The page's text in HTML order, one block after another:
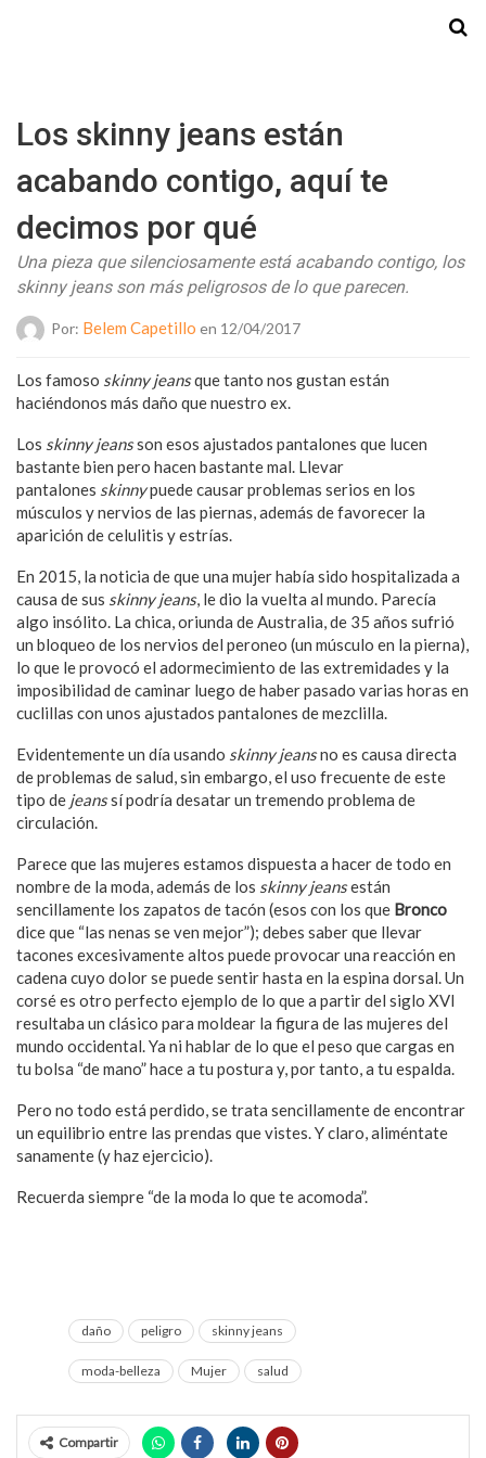
Los skinny jeans están
acabando contigo, aquí te
decimos por qué
Una pieza que silenciosamente está acabando contigo, los
skinny jeans son más peligrosos de lo que parecen.
Por: Belem Capetillo en 12/04/2017
Los famoso skinny jeansque tanto nos gustan están
haciéndonos más daño que nuestro ex.
Los skinny jeansson esos ajustados pantalones que lucen
bastante bien pero hacen bastante mal. Llevar
pantalones skinnypuede causar problemas serios en los
músculos y nervios de las piernas, además de favorecer la
aparición de celulitis y estrías.
En 2015, la noticia de que una mujer había sido hospitalizada a
causa de sus skinny jeans, le dio la vuelta al mundo. Parecía
algo insólito. La chica, oriunda de Australia, de 35 años sufrió
un bloqueo de los nervios del peroneo (un músculo en la pierna),
lo que le provocó el adormecimiento de las extremidades y la
imposibilidad de caminar luego de haber pasado varias horas en
cuclillas con unos ajustados pantalones de mezclilla.
Evidentemente un día usando skinny jeansno es causa directa
de problemas de salud, sin embargo, el uso frecuente de este
tipo de jeanssí podría desatar un tremendo problema de
circulación.
Parece que las mujeres estamos dispuesta a hacer de todo en
nombre de la moda, además de los skinny jeansestán
sencillamente los zapatos de tacón (esos con los que Bronco
dice que “las nenas se ven mejor”); debes saber que llevar
tacones excesivamente altos puede provocar una reacción en
cadena cuyo dolor se puede sentir hasta en la espina dorsal. Un
corsé es otro perfecto ejemplo de lo que a partir del siglo XVI
resultaba un clásico para moldear la figura de las mujeres del
mundo occidental. Ya ni hablar de lo que el peso que cargas en
tu bolsa “de mano” hace a tu postura y, por tanto, a tu espalda.
Pero no todo está perdido, se trata sencillamente de encontrar
un equilibrio entre las prendas que vistes. Y claro, aliméntate
sanamente (y haz ejercicio).
Recuerda siempre “de la moda lo que te acomoda”.
daño peligro skinny jeans
moda-belleza Mujer salud
Compartir